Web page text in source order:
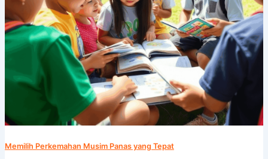
Memilih Perkemahan Musim Panas yang Tepat
Panas
Singapura
Kami